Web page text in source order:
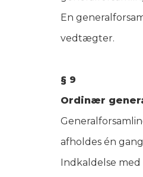
En
vedtægter.
§ 9
Ordinær
afholdes én
Indkaldelse med